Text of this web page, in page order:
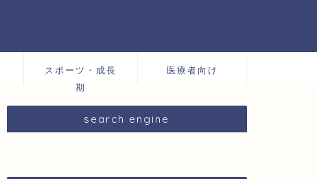
スポーツ・成長
期
医療者向け
search engine